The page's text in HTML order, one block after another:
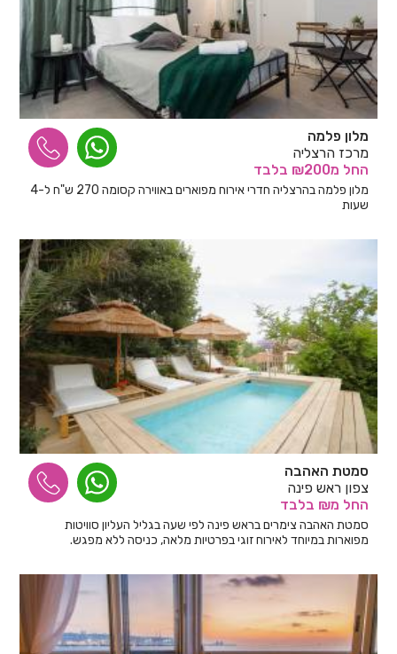
מלון פלמה
מרכז הרצליה
החל מ₪200 בלבד
מלון פלמה בהרצליה חדרי אירוח מפוארים באווירה קסומה 270 ש"ח ל-4
שעות
סמטת האהבה
צפון ראש פינה
החל מ₪ בלבד
סמטת האהבה צימרים בראש פינה לפי שעה בגליל העליון סוויטות
מפוארות במיוחד לאירוח זוגי בפרטיות מלאה, כניסה ללא מפגש.